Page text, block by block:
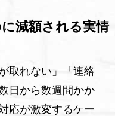
減額される実情
取れない」「連絡
日から数週間かか
応が激変するケー